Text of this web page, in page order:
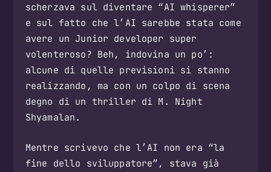
scherzava sul diventare “AI whisperer”
e sul fatto che l’AI sarebbe stata come
avere un Junior developer super
volenteroso? Beh, indovina un po’:
alcune di quelle previsioni si stanno
realizzando, ma con un colpo di scena
degno di un thriller di M. Night
Shyamalan.
Mentre scrivevo che l’AI non era “la
fine dello sviluppatore”, stava già